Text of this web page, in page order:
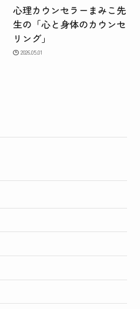
心理カウンセラーまみこ先
生の「心と身体のカウンセ
リング」
2026.05.01